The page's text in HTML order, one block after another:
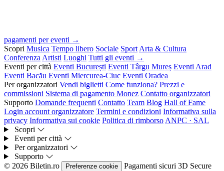
pagamenti per eventi →
Scopri Musica Tempo libero Sociale Sport Arta & Cultura
Conferenza Artisti Luoghi Tutti gli eventi →
Eventi per città Eventi București Eventi Târgu Mureș Eventi Arad
Eventi Bacău Eventi Miercurea-Ciuc Eventi Oradea
Per organizzatori Vendi biglietti Come funziona? Prezzi e
commissioni Sistema di pagamento Monez Contatto organizzatori
Supporto Domande frequenti Contatto Team Blog Hall of Fame
Login account organizzatore Termini e condizioni Informativa sulla
privacy Informativa sui cookie Politica di rimborso ANPC · SAL
Scopri
Eventi per città
Per organizzatori
Supporto
© 2026 Biletin.ro
Preferenze cookie Pagamenti sicuri 3D Secure